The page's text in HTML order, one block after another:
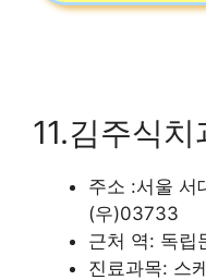
11.김주식치
주소 :서울 서
(우)03733
근처 역: 독립
진료과목: 스